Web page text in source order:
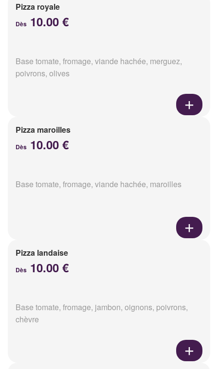
Pizza royale
Dès 10.00 €
Base tomate, fromage, viande hachée, merguez,
poivrons, olives
Pizza maroilles
Dès 10.00 €
Base tomate, fromage, viande hachée, maroilles
Pizza landaise
Dès 10.00 €
Base tomate, fromage, jambon, oignons, poivrons,
chèvre